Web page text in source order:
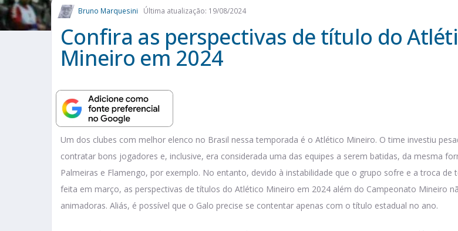
Bruno Marquesini Última atualização: 19/08/2024
Confira as perspectivas de título do
Mineiro em 2024
Um dos clubes com melhor elenco no Brasil nessa temporada é o Atlético Mineiro. O time investiu
contratar bons jogadores e, inclusive, era considerada uma das equipes a serem batidas, da mesma
Palmeiras e Flamengo, por exemplo. No entanto, devido à instabilidade que o grupo sofre e a troca de
feita em março, as perspectivas de títulos do Atlético Mineiro em 2024 além do Campeonato Mineiro
animadoras. Aliás, é possível que o Galo precise se contentar apenas com o título estadual no ano.